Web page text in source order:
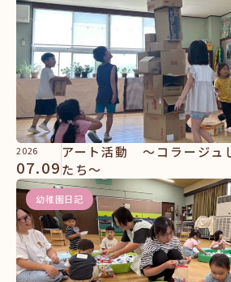
2026
07.09
アート活動 ～コラージュ
たち～
幼稚園日記